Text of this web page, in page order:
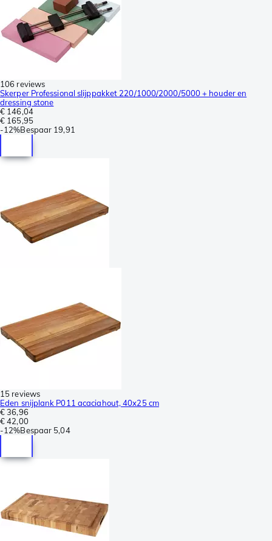
106 reviews
Skerper Professional slijppakket 220/1000/2000/5000 + houder en
dressing stone
€ 146,04
€ 165,95
-12%Bespaar 19,91
15 reviews
Eden snijplank P011 acaciahout, 40x25 cm
€ 36,96
€ 42,00
-12%Bespaar 5,04